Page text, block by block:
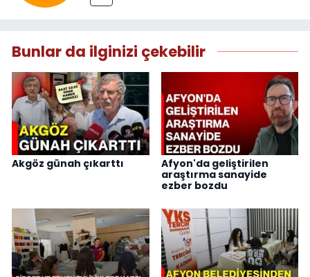
Bunlar da ilginizi çekebilir
Akgöz günah çıkarttı
Afyon'da geliştirilen
araştırma sanayide
ezber bozdu